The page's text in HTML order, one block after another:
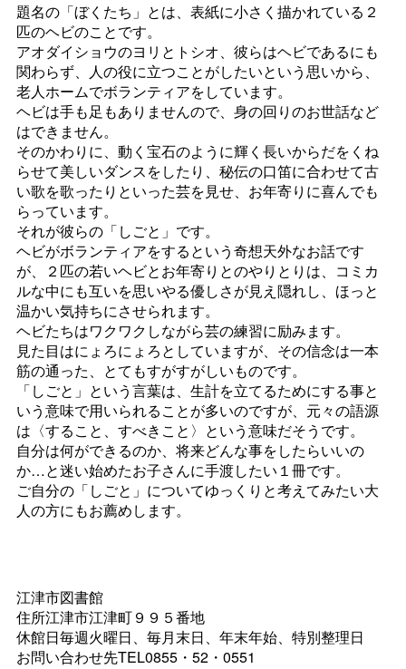
題名の「ぼくたち」とは、表紙に小さく描かれている２
匹のヘビのことです。
アオダイショウのヨリとトシオ、彼らはヘビであるにも
関わらず、人の役に立つことがしたいという思いから、
老人ホームでボランティアをしています。
ヘビは手も足もありませんので、身の回りのお世話など
はできません。
そのかわりに、動く宝石のように輝く長いからだをくね
らせて美しいダンスをしたり、秘伝の口笛に合わせて古
い歌を歌ったりといった芸を見せ、お年寄りに喜んでも
らっています。
それが彼らの「しごと」です。
ヘビがボランティアをするという奇想天外なお話です
が、２匹の若いヘビとお年寄りとのやりとりは、コミカ
ルな中にも互いを思いやる優しさが見え隠れし、ほっと
温かい気持ちにさせられます。
ヘビたちはワクワクしながら芸の練習に励みます。
見た目はにょろにょろとしていますが、その信念は一本
筋の通った、とてもすがすがしいものです。
「しごと」という言葉は、生計を立てるためにする事と
いう意味で用いられることが多いのですが、元々の語源
は〈すること、すべきこと〉という意味だそうです。
自分は何ができるのか、将来どんな事をしたらいいの
か…と迷い始めたお子さんに手渡したい１冊です。
ご自分の「しごと」についてゆっくりと考えてみたい大
人の方にもお薦めします。
江津市図書館
住所江津市江津町９９５番地
休館日毎週火曜日、毎月末日、年末年始、特別整理日
お問い合わせ先TEL0855・52・0551